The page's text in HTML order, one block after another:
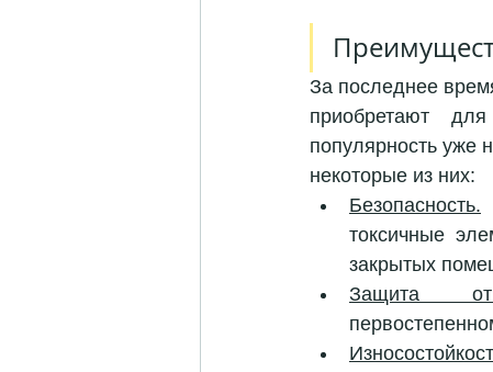
За последнее
приобретают
популярность уже
некоторые из них:
Безопасность.
токсичные
закрытых
Защита      от